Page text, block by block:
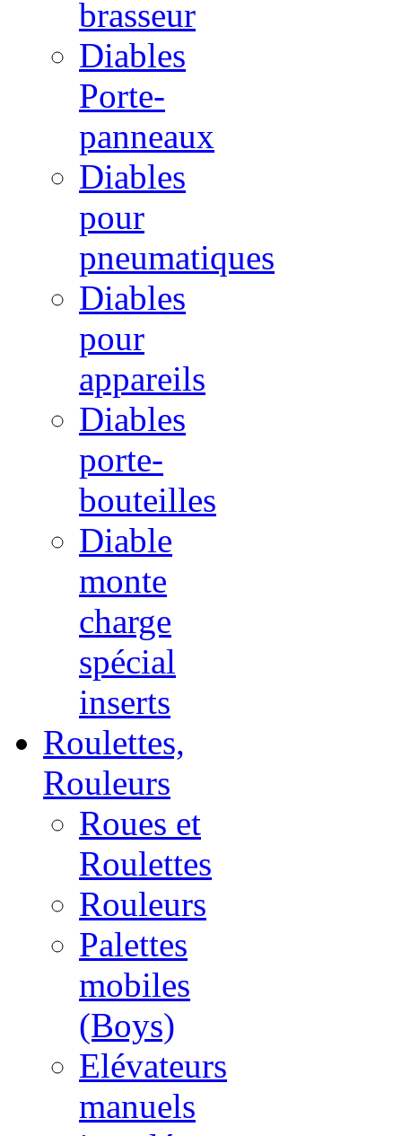
brasseur
Diables
Porte-
panneaux
Diables
pour
pneumatiques
Diables
pour
appareils
Diables
porte-
bouteilles
Diable
monte
charge
spécial
inserts
Roulettes,
Rouleurs
Roues et
Roulettes
Rouleurs
Palettes
mobiles
(Boys)
Elévateurs
manuels